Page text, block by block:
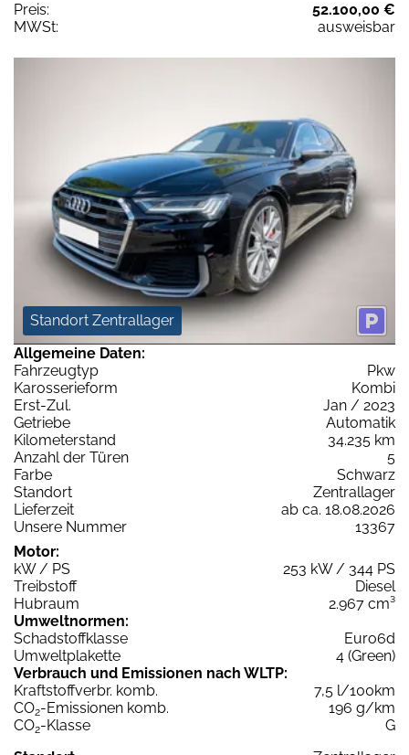
Preis:
52.100,00 €
MWSt:
ausweisbar
Standort Zentrallager
Allgemeine Daten:
Fahrzeugtyp
Pkw
Karosserieform
Kombi
Erst-Zul.
Jan / 2023
Getriebe
Automatik
Kilometerstand
34.235 km
Anzahl der Türen
5
Farbe
Schwarz
Standort
Zentrallager
Lieferzeit
ab ca. 18.08.2026
Unsere Nummer
13367
Motor:
kW / PS
253 kW / 344 PS
Treibstoff
Diesel
Hubraum
2.967 cm³
Umweltnormen:
Schadstoffklasse
Euro6d
Umweltplakette
4 (Green)
Verbrauch und Emissionen nach WLTP:
Kraftstoffverbr. komb.
7,5 l/100km
CO2-Emissionen komb.
196 g/km
CO2-Klasse
G